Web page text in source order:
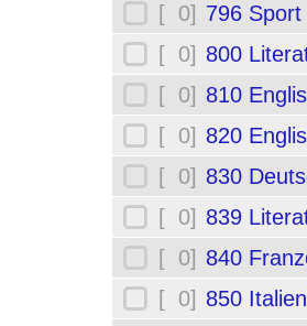
[ 0] 796 Sport
[ 0] 800
[ 0] 810
[ 0] 820
[ 0] 830
[ 0] 839
[ 0] 840
[ 0] 850